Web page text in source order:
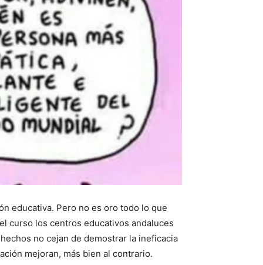
educativa. Pero no es oro todo lo que
curso los centros educativos andaluces
no cejan de demostrar la ineficacia
mejoran, más bien al contrario.